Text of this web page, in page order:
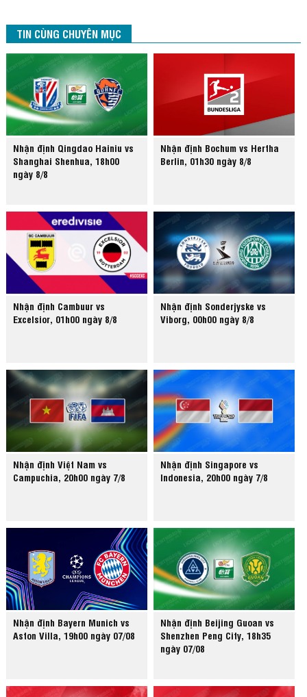
TIN CÙNG CHUYÊN MỤC
Nhận định Qingdao Hainiu vs
Shanghai Shenhua, 18h00
ngày 8/8
Nhận định Bochum vs Hertha
Berlin, 01h30 ngày 8/8
Nhận định Cambuur vs
Excelsior, 01h00 ngày 8/8
Nhận định Sonderjyske vs
Viborg, 00h00 ngày 8/8
Nhận định Việt Nam vs
Campuchia, 20h00 ngày 7/8
Nhận định Singapore vs
Indonesia, 20h00 ngày 7/8
Nhận định Bayern Munich vs
Aston Villa, 19h00 ngày 07/08
Nhận định Beijing Guoan vs
Shenzhen Peng City, 18h35
ngày 07/08